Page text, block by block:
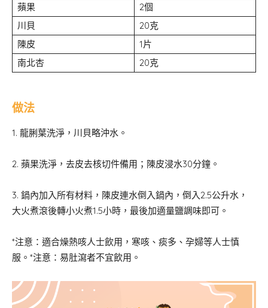
蘋果
2個
川貝
20克
陳皮
1片
南北杏
20克
做法
1. 龍脷葉洗淨，川貝略沖水。
2. 蘋果洗淨，去皮去核切件備用；陳皮浸水30分鐘。
3. ⁠鍋內加入所有材料，陳皮連水倒入鍋內，倒入2.5公升水，
大火煮滾後轉小火煮1.5小時，最後加適量鹽調味即可。
*注意：適合燥熱咳人士飲用，寒咳、痰多、孕婦等人士慎
服。*注意：易肚瀉者不宜飲用。